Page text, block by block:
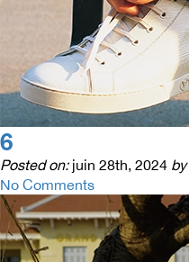
6
Posted on: juin 28th, 2024 by
No Comments